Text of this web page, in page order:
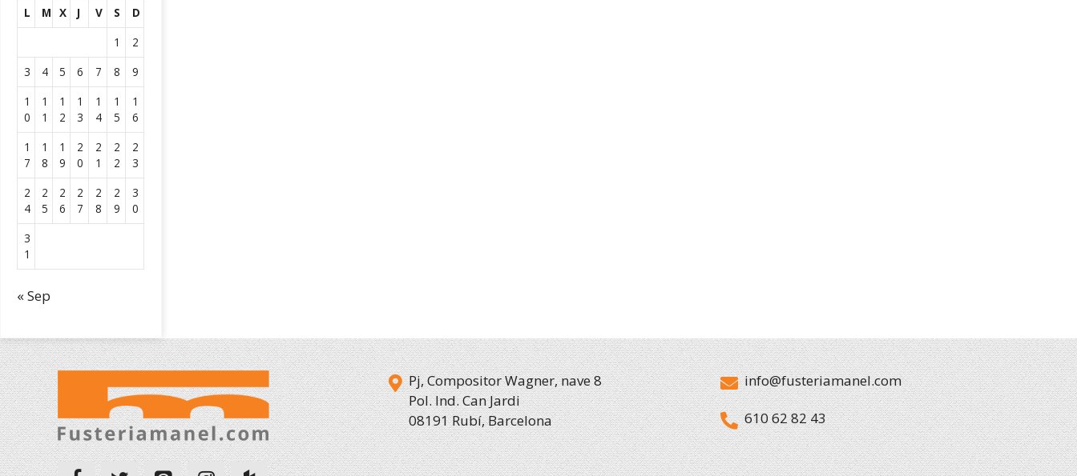
L
M X J V S
D
1
2
3
4 5 6 7 8
9
1
0
1
1
1
2
1
3
1
4
1
5
1
6
1
7
1
8
1
9
2
0
2
1
2
2
2
3
2
4
2
5
2
6
2
7
2
8
2
9
3
0
3
1
« Sep
Pj, Compositor Wagner, nave 8
Pol. Ind. Can Jardi
08191 Rubí, Barcelona
info@fusteriamanel.com
610 62 82 43